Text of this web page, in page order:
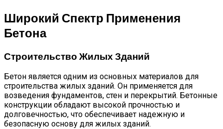
Широкий Спектр Применения
Бетона
Строительство Жилых Зданий
Бетон является одним из основных материалов для
строительства жилых зданий. Он применяется для
возведения фундаментов, стен и перекрытий. Бетонные
конструкции обладают высокой прочностью и
долговечностью, что обеспечивает надежную и
безопасную основу для жилых зданий.